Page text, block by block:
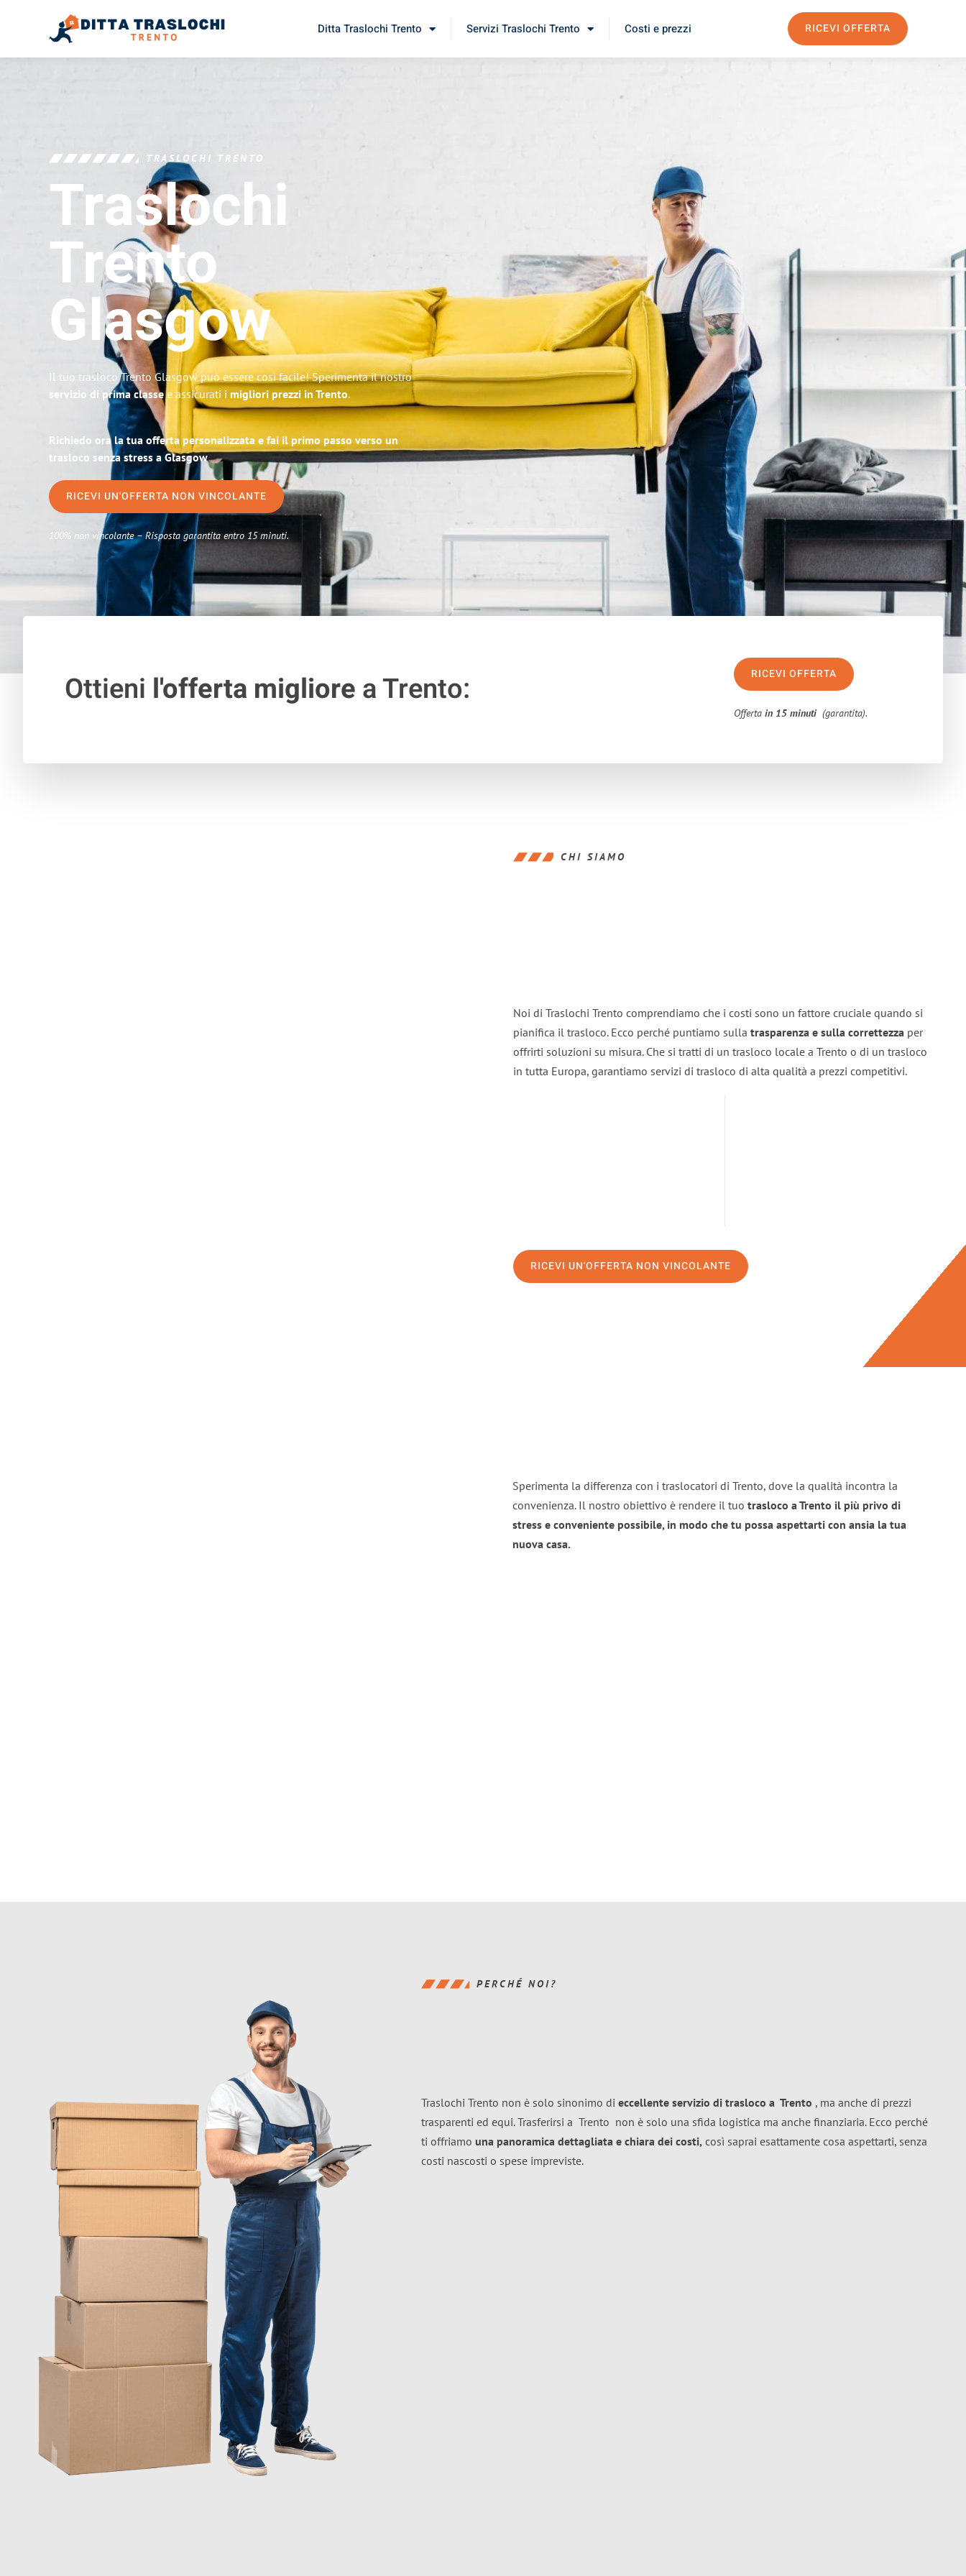
Ditta Traslochi Trento Servizi Traslochi Trento Costi e prezzi RICEVI OFFERTA
TRASLOCHI TRENTO
Traslochi
Trento
Glasgow
Il tuo trasloco Trento Glasgow può essere così facile! Sperimenta il nostro
servizio di prima classee assicurati i migliori prezzi in Trento.
Richiedo ora la tua offerta personalizzata e fai il primo passo verso un
trasloco senza stress a Glasgow
RICEVI UN'OFFERTA NON VINCOLANTE
100% non vincolante – Risposta garantita entro 15 minuti.
Ottieni l'offerta migliorea Trento: RICEVI OFFERTA
Offertain 15 minuti (garantita).
CHI SIAMO
Noi di Traslochi Trento comprendiamo che i costi sono un fattore cruciale quando si
pianifica il trasloco. Ecco perché puntiamo sulla trasparenza e sulla correttezza per
offrirti soluzioni su misura. Che si tratti di un trasloco locale a Trento o di un trasloco
in tutta Europa, garantiamo servizi di trasloco di alta qualità a prezzi competitivi.
RICEVI UN'OFFERTA NON VINCOLANTE
Sperimenta la differenza con i traslocatori di Trento, dove la qualità incontra la
convenienza. Il nostro obiettivo è rendere il tuo trasloco a Trento il più privo di
stress e conveniente possibile, in modo che tu possa aspettarti con ansia la tua
nuova casa.
PERCHÉ NOI?
Traslochi Trento non è solo sinonimo di eccellente servizio di trasloco a Trento , ma anche di prezzi
trasparenti ed equi. Trasferirsi a Trento non è solo una sfida logistica ma anche finanziaria. Ecco perché
ti offriamo una panoramica dettagliata e chiara dei costi, così saprai esattamente cosa aspettarti, senza
costi nascosti o spese impreviste.